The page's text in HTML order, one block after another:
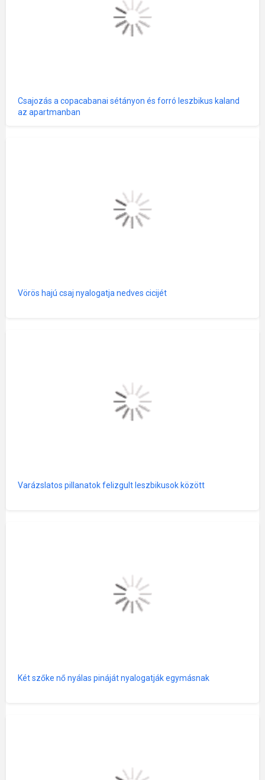
Csajozás a copacabanai sétányon és forró leszbikus kaland
az apartmanban
Vörös hajú csaj nyalogatja nedves cicijét
Varázslatos pillanatok felizgult leszbikusok között
Két szőke nő nyálas pináját nyalogatják egymásnak